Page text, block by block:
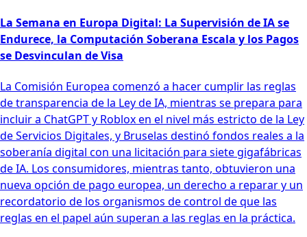
La Semana en Europa Digital: La Supervisión de IA se
Endurece, la Computación Soberana Escala y los Pagos
se Desvinculan de Visa
La Comisión Europea comenzó a hacer cumplir las reglas
de transparencia de la Ley de IA, mientras se prepara para
incluir a ChatGPT y Roblox en el nivel más estricto de la Ley
de Servicios Digitales, y Bruselas destinó fondos reales a la
soberanía digital con una licitación para siete gigafábricas
de IA. Los consumidores, mientras tanto, obtuvieron una
nueva opción de pago europea, un derecho a reparar y un
recordatorio de los organismos de control de que las
reglas en el papel aún superan a las reglas en la práctica.